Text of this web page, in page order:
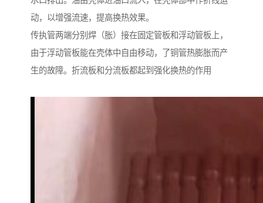
动，以增强流速，提高换热效果。
传执管两端分别焊（胀）接在固定管板和浮动管板上，
由于浮动管板能在壳体中自由移动，了铜管热膨胀而产
生的故障。折流板和分流板都起到强化换热的作用